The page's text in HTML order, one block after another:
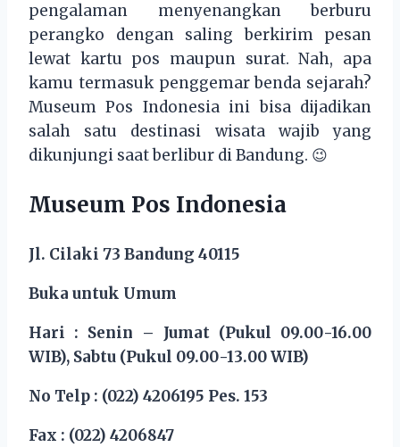
pengalaman menyenangkan berburu
perangko dengan saling berkirim pesan
lewat kartu pos maupun surat. Nah, apa
kamu termasuk penggemar benda sejarah?
Museum Pos Indonesia ini bisa dijadikan
salah satu destinasi wisata wajib yang
dikunjungi saat berlibur di Bandung. 😉
Museum Pos Indonesia
Jl. Cilaki 73 Bandung 40115
Buka untuk Umum
Hari : Senin – Jumat (Pukul 09.00-16.00
WIB), Sabtu (Pukul 09.00-13.00 WIB)
No Telp : (022) 4206195 Pes. 153
Fax : (022) 4206847